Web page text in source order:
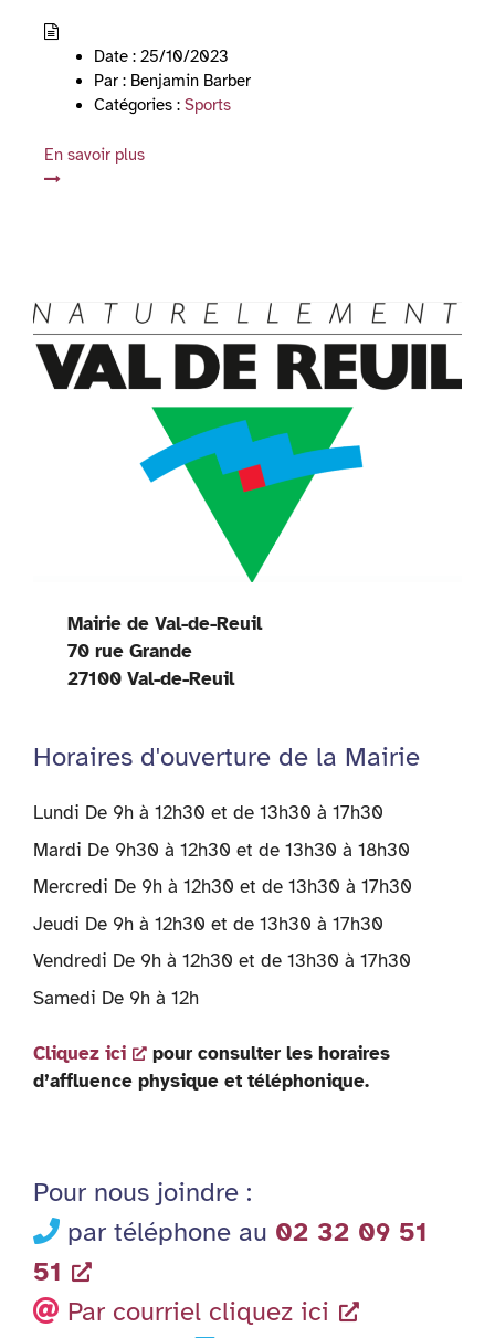
Date : 25/10/2023
Par : Benjamin Barber
Catégories : Sports
En savoir plus
Mairie de Val-de-Reuil
70 rue Grande
27100 Val-de-Reuil
Horaires d'ouverture de la Mairie
Lundi De 9h à 12h30 et de 13h30 à 17h30
Mardi De 9h30 à 12h30 et de 13h30 à 18h30
Mercredi De 9h à 12h30 et de 13h30 à 17h30
Jeudi De 9h à 12h30 et de 13h30 à 17h30
Vendredi De 9h à 12h30 et de 13h30 à 17h30
Samedi De 9h à 12h
Cliquez ici
pour consulter les horaires
d’affluence physique et téléphonique.
Pour nous joindre :
par téléphone au 02 32 09 51
51
Par courriel cliquez ici